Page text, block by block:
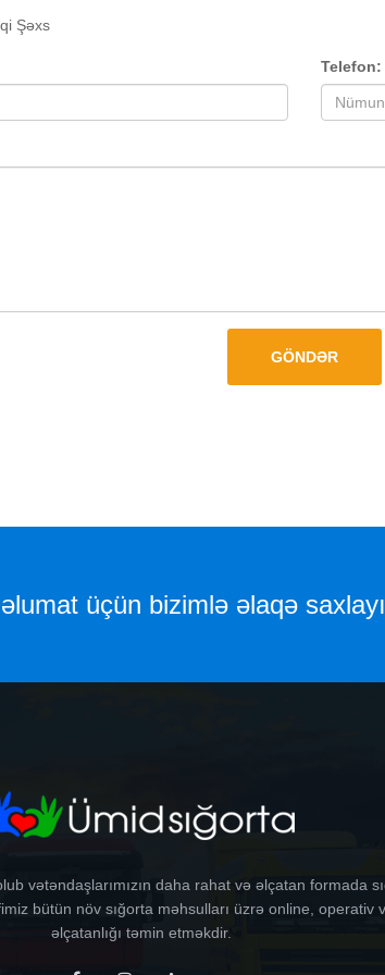
Şəxs
Telefon:
GÖNDƏR
üçün bizimlə əlaqə
vətəndaşlarımızın daha rahat və əlçatan formada
bütün növ sığorta məhsulları üzrə online, operativ
əlçatanlığı təmin etməkdir.